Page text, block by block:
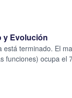
y Evolución
está terminado. El
funciones) ocupa el